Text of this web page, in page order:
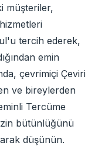
müşteriler,
tercih ederek,
emin
çevrimiçi Çeviri
ve bireylerden
Tercüme
bütünlüğünü
düşünün.